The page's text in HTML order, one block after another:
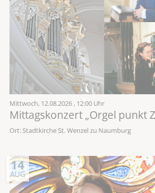
Mittwoch, 12.08.2026 , 12:00 Uhr
Mittagskonzert „Orgel punkt
Ort: Stadtkirche St. Wenzel zu Naumburg
14
AUG